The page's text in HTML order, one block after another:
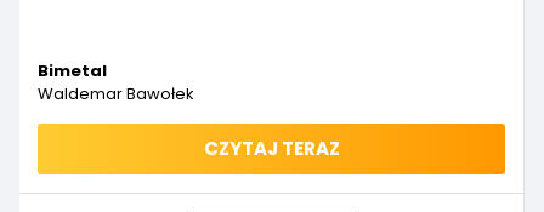
Bimetal
Waldemar Bawołek
CZYTAJ TERAZ